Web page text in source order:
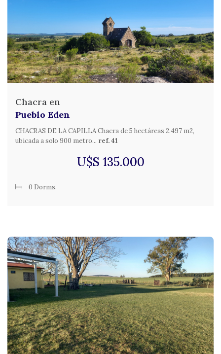
Chacra en
Pueblo Eden
CHACRAS DE LA CAPILLA Chacra de 5 hectáreas 2.497 m2,
ubicada a solo 900 metro... ref. 41
U$S 135.000
0 Dorms.